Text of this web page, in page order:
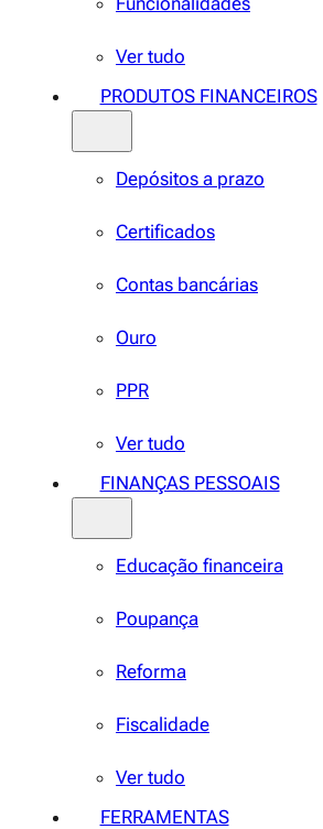
Ver tudo
PRODUTOS FINANCEIROS
Depósitos a prazo
Certificados
Contas bancárias
Ouro
PPR
Ver tudo
FINANÇAS PESSOAIS
Educação financeira
Poupança
Reforma
Fiscalidade
Ver tudo
FERRAMENTAS